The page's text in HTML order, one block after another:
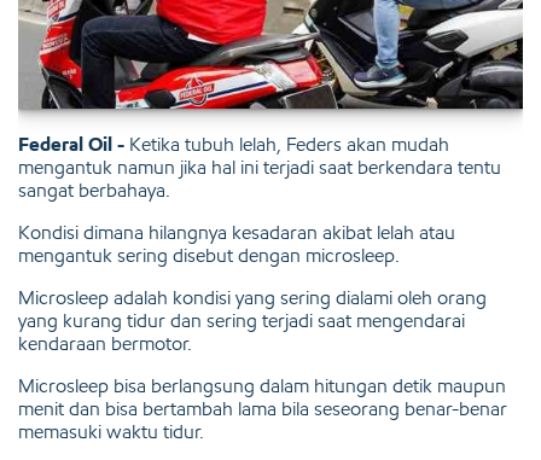
Federal Oil - Ketika tubuh lelah, Feders akan mudah
mengantuk namun jika hal ini terjadi saat berkendara tentu
sangat berbahaya.
Kondisi dimana hilangnya kesadaran akibat lelah atau
mengantuk sering disebut dengan microsleep.
Microsleep adalah kondisi yang sering dialami oleh orang
yang kurang tidur dan sering terjadi saat mengendarai
kendaraan bermotor.
Microsleep bisa berlangsung dalam hitungan detik maupun
menit dan bisa bertambah lama bila seseorang benar-benar
memasuki waktu tidur.